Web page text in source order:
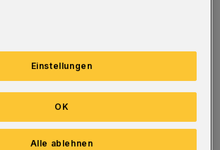
haben sich Mitarbeiter
und der Feuerwehr am
überzeugt, dass die brennbare
im Bereich des
Einstellungen
Alle ablehnen
OK